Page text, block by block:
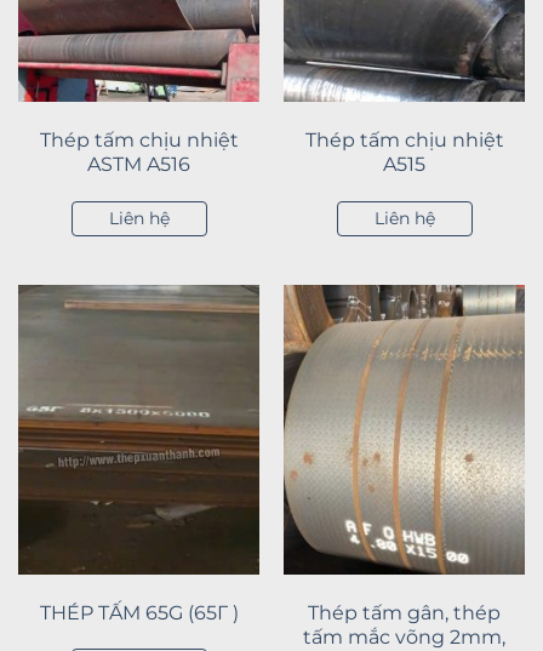
Thép tấm chịu nhiệt
ASTM A516
Liên hệ
Thép tấm chịu nhiệt
A515
Liên hệ
THÉP TẤM 65G (65Г )
Thép tấm gân, thép
tấm mắc võng 2mm,